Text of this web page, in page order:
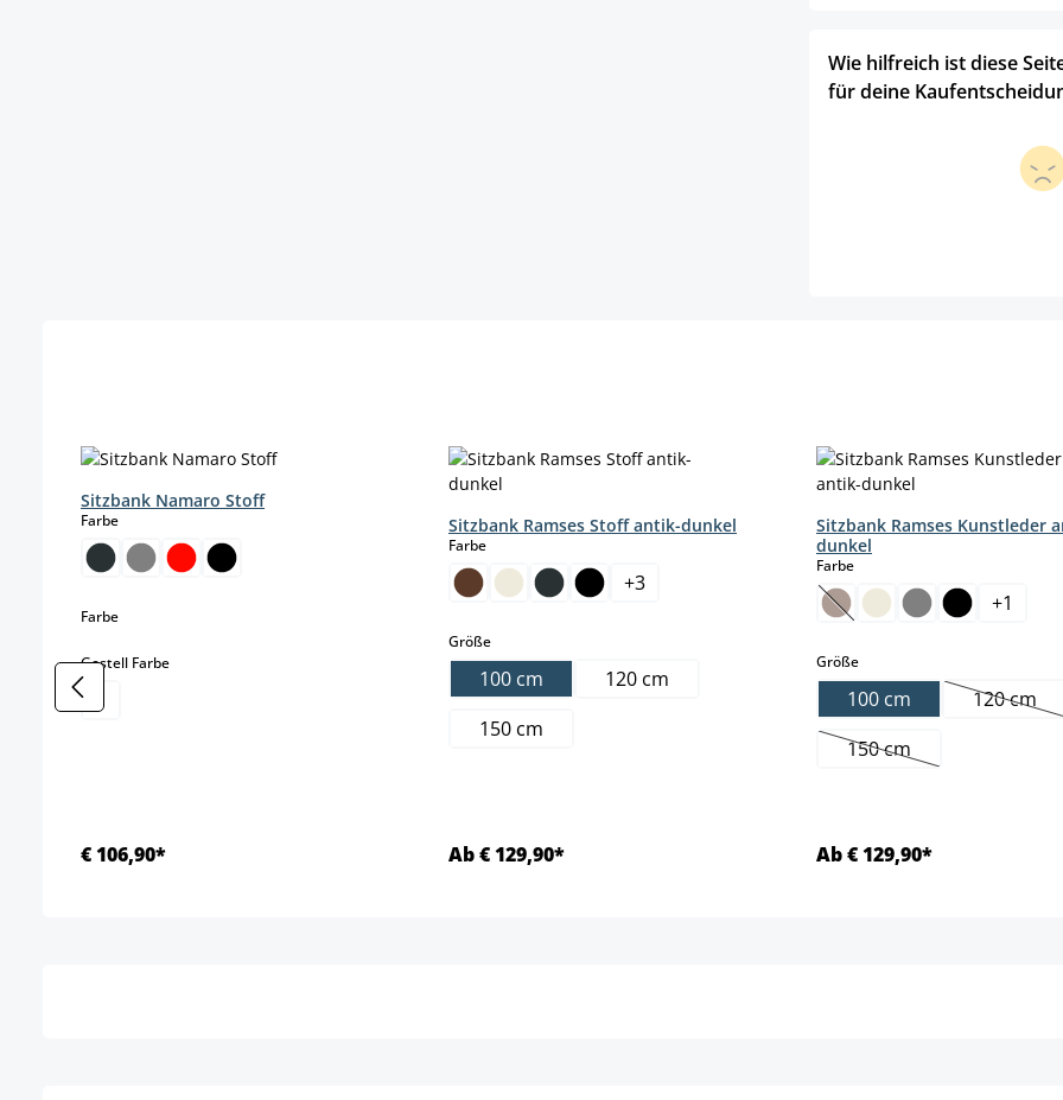
Wie hilfreich ist diese
für deine
Sitzbank Namaro Stoff
Farbeauswählen
Farbeauswählen
Gestell Farbeauswählen
€ 106,90*
Sitzbank Ramses Stoff antik-dunkel
Farbeauswählen
+3
Größeauswählen
100 cm
120 cm
150 cm
Ab € 129,90*
Sitzbank Ramses Kunstleder
dunkel
Farbeauswählen
(Diese Option ist zurzeit
+1
Größeauswählen
100 cm 120 cm
(Diese
150 cm(Diese Option ist
Ab € 129,90*